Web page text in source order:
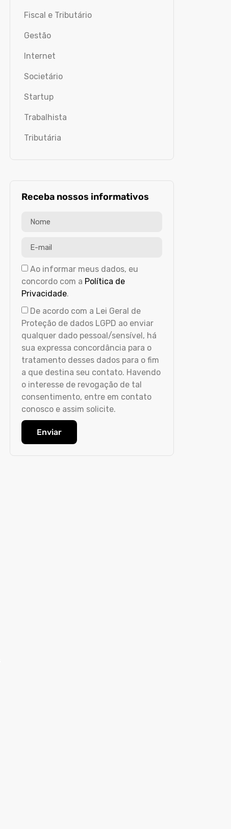
Fiscal e Tributário
Gestão
Internet
Societário
Startup
Trabalhista
Tributária
Receba nossos informativos
Ao informar meus dados, eu
concordo com a Política de
Privacidade.
De acordo com a Lei Geral de
Proteção de dados LGPD ao enviar
qualquer dado pessoal/sensível, há
sua expressa concordância para o
tratamento desses dados para o fim
a que destina seu contato. Havendo
o interesse de revogação de tal
consentimento, entre em contato
conosco e assim solicite.
Enviar